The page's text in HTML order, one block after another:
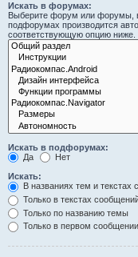
Искать в форумах:
Выберите форум или форумы,
подфорумах производится
соответствующую опцию ниже.
Искать в подфорумах:
Да
Нет
Искать:
В названиях тем и текстах
Только в текстах
Только по названию темы
Только в первом